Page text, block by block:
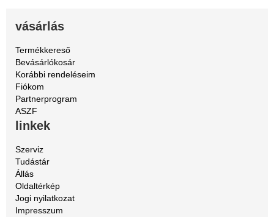
vásárlás
Termékkereső
Bevásárlókosár
Korábbi rendeléseim
Fiókom
Partnerprogram
ASZF
linkek
Szerviz
Tudástár
Állás
Oldaltérkép
Jogi nyilatkozat
Impresszum